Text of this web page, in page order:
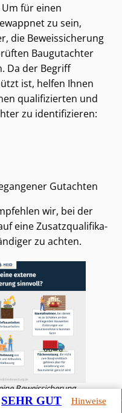
für einen
zu sein,
die Beweissicherung
Baugutachter
Da der Begriff
ist, helfen Ihnen
qualifizierten und
zu identifizieren:
Gutachten
wir, bei der
eine Zu­satz­qua­li­fi­ka­
zu achten.
Beweissicherung
Gutachter beim Bau
SEHR GUT Hinweise